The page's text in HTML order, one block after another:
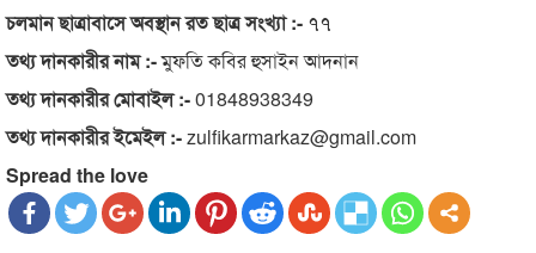
চলমান ছাত্রাবাসে অবস্থান রত ছাত্র সংখ্যা :- ৭৭
তথ্য দানকারীর নাম :-মুফতি কবির হুসাইন আদনান
তথ্য দানকারীর মোবাইল :-01848938349
তথ্য দানকারীর ইমেইল :-zulfikarmarkaz@gmail.com
Spread the love